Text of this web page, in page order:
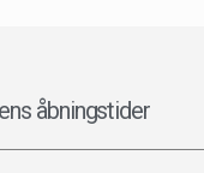
åbningstider